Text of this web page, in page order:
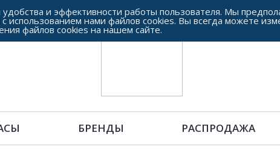
БРЕНДЫ РАСПРОДАЖА
и эффективности работы пользователя. Мы
использованием нами файлов cookies. Вы всегда можете
файлов cookies на нашем сайте.